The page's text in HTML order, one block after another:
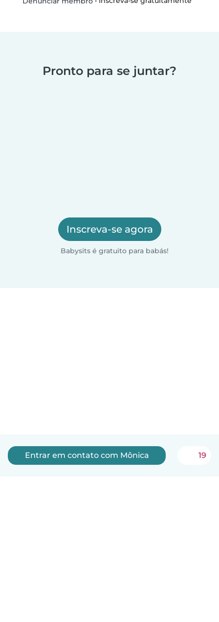
Pronto para se juntar?
Inscreva-se agora
Babysits é gratuito para babás!
Entrar em contato com Mônica 19